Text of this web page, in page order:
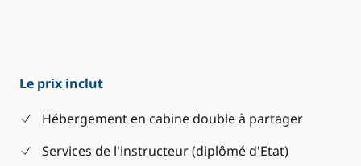
Le prix inclut
Hébergement en cabine double à partager
Services de l'instructeur (diplômé d'Etat)